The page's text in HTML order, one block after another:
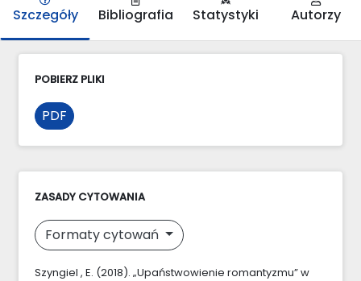
Szczegóły Bibliografia Statystyki Autorzy
POBIERZ PLIKI
PDF
ZASADY CYTOWANIA
Formaty cytowań
Szyngiel , E. (2018). „Upaństwowienie romantyzmu” w